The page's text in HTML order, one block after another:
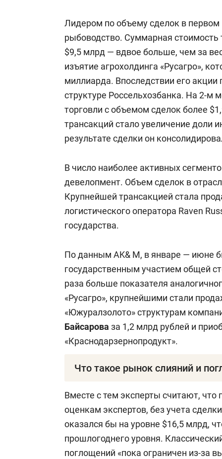
Лидером по объему сделок в первом
рыбоводство. Суммарная стоимость
$9,5 млрд — вдвое больше, чем за
изъятие агрохолдинга «Русагро»,
миллиарда. Впоследствии его
структуре Россельхозбанка. На 2-м
торговли с объемом сделок более
трансакций стало увеличение доли
результате сделки он
В число наиболее активных
девелопмент. Объем сделок в
Крупнейшей трансакцией стала
логистического оператора Raven
государства.
По данным AK& M, в январе — июне
государственным участием общей
раза больше показателя
«Русагро», крупнейшими стали
«Южуралзолото» структурам
Байсарова за 1,2 млрд рублей и
«Краснодарзернопродукт».
Что такое рынок слияний и
объединения компаний для
или оптимизации расходов. На
между крупными и средними
аудиторов и государственных
Вместе с тем эксперты считают,
оценкам экспертов, без учета
оказался бы на уровне $16,5 млрд,
прошлогоднего уровня.
поглощений «пока ограничен из-за